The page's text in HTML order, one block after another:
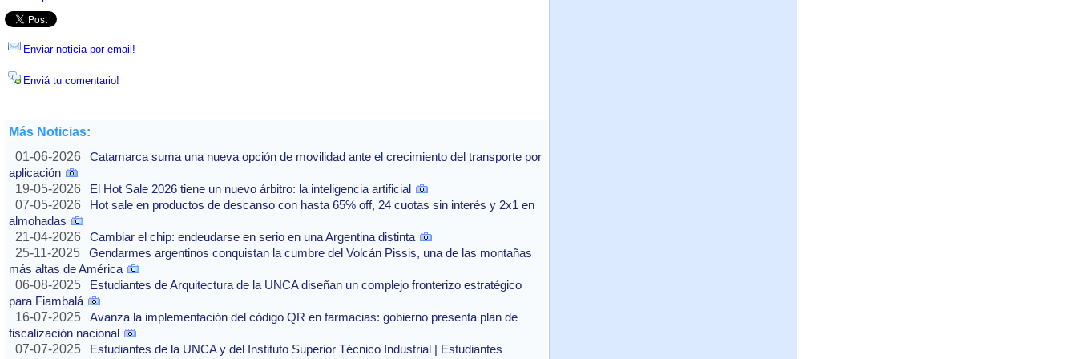
Enviar noticia por email!
Enviá tu comentario!
Más Noticias:
01-06-2026
Catamarca suma una nueva opción de movilidad ante el crecimiento del transporte por
aplicación
19-05-2026
El Hot Sale 2026 tiene un nuevo árbitro: la inteligencia artificial
07-05-2026
Hot sale en productos de descanso con hasta 65% off, 24 cuotas sin interés y 2x1 en
almohadas
21-04-2026
Cambiar el chip: endeudarse en serio en una Argentina distinta
25-11-2025
Gendarmes argentinos conquistan la cumbre del Volcán Pissis, una de las montañas
más altas de América
06-08-2025
Estudiantes de Arquitectura de la UNCA diseñan un complejo fronterizo estratégico
para Fiambalá
16-07-2025
Avanza la implementación del código QR en farmacias: gobierno presenta plan de
fiscalización nacional
07-07-2025
Estudiantes de la UNCA y del Instituto Superior Técnico Industrial | Estudiantes